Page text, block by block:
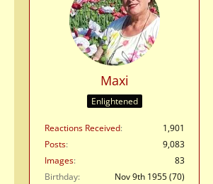
Maxi
Enlightened
Reactions Received
1,901
Posts
9,083
Images
83
Birthday
Nov 9th 1955 (70)